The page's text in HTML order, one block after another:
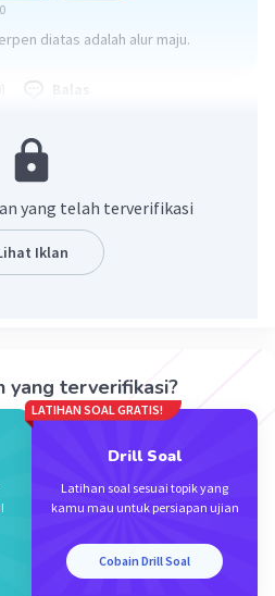
diatas adalah alur maju.
Balas
Iklan
yang telah terverifikasi
Iklan
yang terverifikasi?
LATIHAN SOAL GRATIS!
Drill Soal
Latihan soal sesuai topik yang
kamu mau untuk persiapan ujian
Cobain Drill Soal